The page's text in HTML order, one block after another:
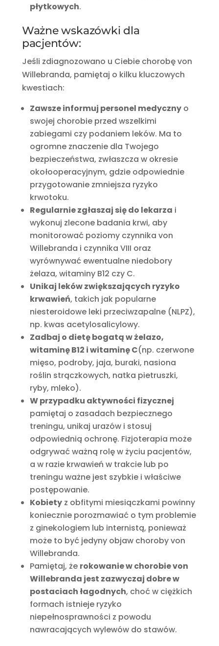
płytkowych.
Ważne wskazówki dla
pacjentów:
Jeśli zdiagnozowano u Ciebie chorobę von
Willebranda, pamiętaj o kilku kluczowych
kwestiach:
Zawsze informuj personel medycznyo
swojej chorobie przed wszelkimi
zabiegami czy podaniem leków. Ma to
ogromne znaczenie dla Twojego
bezpieczeństwa, zwłaszcza w okresie
okołooperacyjnym, gdzie odpowiednie
przygotowanie zmniejsza ryzyko
krwotoku.
Regularnie zgłaszaj się do lekarza i
wykonuj zlecone badania krwi, aby
monitorować poziomy czynnika von
Willebranda i czynnika VIII oraz
wyrównywać ewentualne niedobory
żelaza, witaminy B12 czy C.
Unikaj leków zwiększających ryzyko
krwawień, takich jak popularne
niesteroidowe leki przeciwzapalne (NLPZ),
np. kwas acetylosalicylowy.
Zadbaj o dietę bogatą w żelazo,
witaminę B12 i witaminę C(np. czerwone
mięso, podroby, jaja, buraki, nasiona
roślin strączkowych, natka pietruszki,
ryby, mleko).
W przypadku aktywności fizycznej
pamiętaj o zasadach bezpiecznego
treningu, unikaj urazów i stosuj
odpowiednią ochronę. Fizjoterapia może
odgrywać ważną rolę w życiu pacjentów,
a w razie krwawień w trakcie lub po
treningu ważne jest szybkie i właściwe
postępowanie.
Kobietyz obfitymi miesiączkami powinny
koniecznie porozmawiać o tym problemie
z ginekologiem lub internistą, ponieważ
może to być jedyny objaw choroby von
Willebranda.
Pamiętaj, że rokowanie w chorobie von
Willebranda jest zazwyczaj dobre w
postaciach łagodnych, choć w ciężkich
formach istnieje ryzyko
niepełnosprawności z powodu
nawracających wylewów do stawów.